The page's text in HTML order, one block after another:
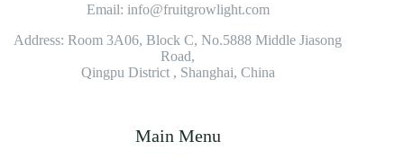
Email: info@fruitgrowlight.com
Address: Room 3A06, Block C, No.5888 Middle Jiasong
Road,
Qingpu District , Shanghai, China
Main Menu